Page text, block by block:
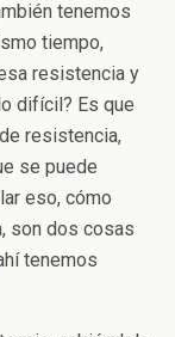
tenemos
tiempo,
resistencia y
difícil? Es que
resistencia,
se puede
eso, cómo
son dos cosas
tenemos